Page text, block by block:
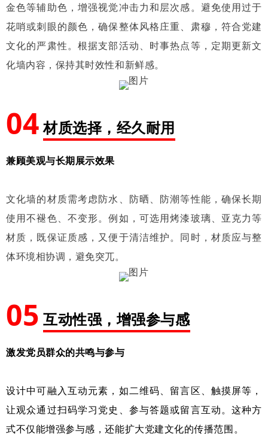
金色等辅助色，增强视觉冲击力和层次感。避免使用过于
花哨或刺眼的颜色，确保整体风格庄重、肃穆，符合党建
文化的严肃性。根据支部活动、时事热点等，定期更新文
化墙内容，保持其时效性和新鲜感。
04 材质选择，经久耐用
兼顾美观与长期展示效果
文化墙的材质需考虑防水、防晒、防潮等性能，确保长期
使用不褪色、不变形。例如，可选用烤漆玻璃、亚克力等
材质，既保证质感，又便于清洁维护。同时，材质应与整
体环境相协调，避免突兀。
05 互动性强，增强参与感
激发党员群众的共鸣与参与
设计中可融入互动元素，如二维码、留言区、触摸屏等，
让观众通过扫码学习党史、参与答题或留言互动。这种方
式不仅能增强参与感，还能扩大党建文化的传播范围。